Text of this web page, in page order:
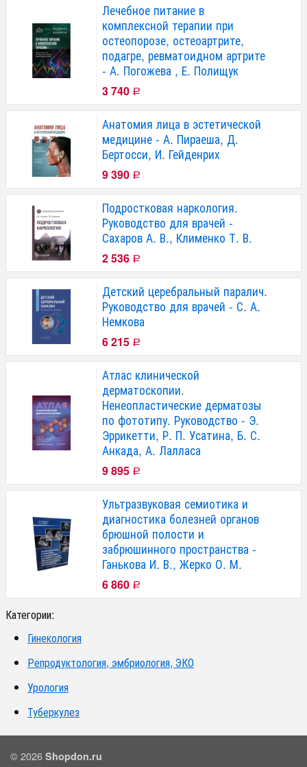
Лечебное питание в
комплексной терапии при
остеопорозе, остеоартрите,
подагре, ревматоидном артрите
- А. Погожева , Е. Полищук
3 740 Р
Анатомия лица в эстетической
медицине - А. Пираеша, Д.
Бертосси, И. Гейденрих
9 390 Р
Подростковая наркология.
Руководство для врачей -
Сахаров А. В., Клименко Т. В.
2 536 Р
Детский церебральный паралич.
Руководство для врачей - С. А.
Немкова
6 215 Р
Атлас клинической
дерматоскопии.
Ненеопластические дерматозы
по фототипу. Руководство - Э.
Эррикетти, Р. П. Усатина, Б. С.
Анкада, А. Лалласа
9 895 Р
Ультразвуковая семиотика и
диагностика болезней органов
брюшной полости и
забрюшинного пространства -
Ганькова И. В., Жерко О. М.
6 860 Р
Категории:
Гинекология
Репродуктология, эмбриология, ЭКО
Урология
Туберкулез
© 2026 Shopdon.ru